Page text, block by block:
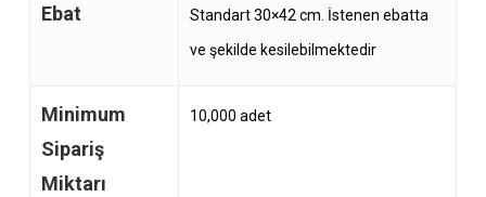
Ebat
Standart 30×42 cm. İstenen ebatta
ve şekilde kesilebilmektedir
Minimum
Sipariş
Miktarı
10,000 adet